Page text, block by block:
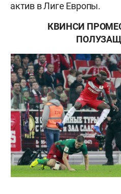
актив в Лиге Европы.
КВИНСИ